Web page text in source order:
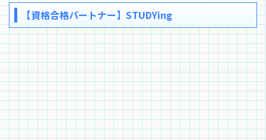
【資格合格パートナー】STUDYing